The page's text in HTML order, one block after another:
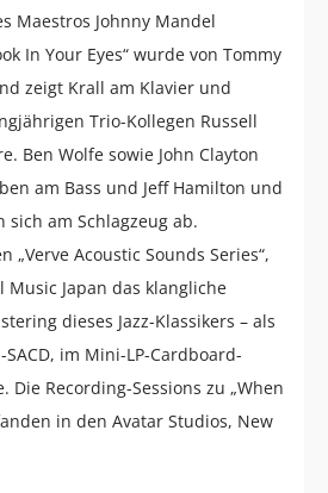
Maestros Johnny Mandel
In Your Eyes“ wurde von Tommy
zeigt Krall am Klavier und
Trio-Kollegen Russell
Ben Wolfe sowie John Clayton
am Bass und Jeff Hamilton und
sich am Schlagzeug ab.
„Verve Acoustic Sounds Series“,
Japan das klangliche
dieses Jazz-Klassikers – als
im Mini-LP-Cardboard-
Die Recording-Sessions zu „When
in den Avatar Studios, New